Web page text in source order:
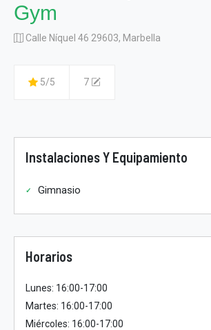
Gym
Calle Níquel 46 29603, Marbella
5/5 7
Instalaciones Y Equipamiento
Gimnasio
Horarios
Lunes: 16:00-17:00
Martes: 16:00-17:00
Miércoles: 16:00-17:00